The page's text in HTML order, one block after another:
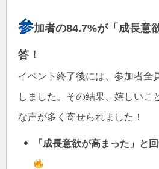
参加者の84.7%が「成長意
答！
イベント終了後には、参加者全
しました。その結果、嬉しいこ
な声が多く寄せられました！
「成長意欲が高まった」と